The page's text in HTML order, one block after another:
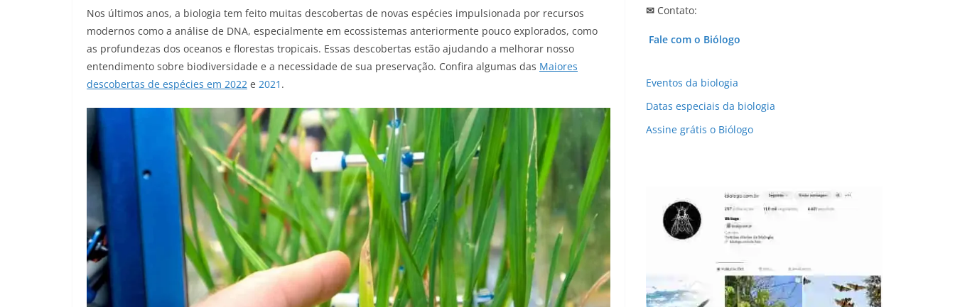
Nos últimos anos, a biologia tem feito muitas descobertas de novas espécies impulsionada por recursos
modernos como a análise de DNA, especialmente em ecossistemas anteriormente pouco explorados, como
as profundezas dos oceanos e florestas tropicais. Essas descobertas estão ajudando a melhorar nosso
entendimento sobre biodiversidade e a necessidade de sua preservação. Confira algumas das Maiores
descobertas de espécies em 2022 e 2021 .
✉ Contato:
Fale com o Biólogo
Eventos da biologia
Datas especiais da biologia
Assine grátis o Biólogo